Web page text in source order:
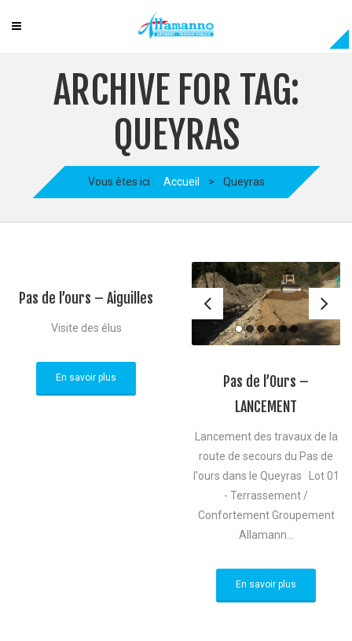
ARCHIVE FOR TAG:
QUEYRAS
Vous êtes ici : Accueil > Queyras
Pas de l’ours – Aiguilles
Visite des élus
En savoir plus
Pas de l’Ours –
LANCEMENT
Lancement des travaux de la
route de secours du Pas de
l'ours dans le Queyras Lot 01
- Terrassement /
Confortement Groupement
Allamann...
En savoir plus